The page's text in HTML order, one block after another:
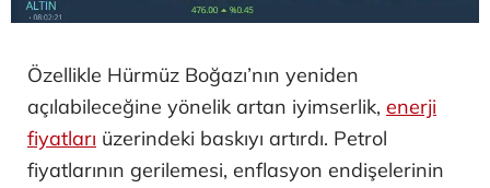
Özellikle Hürmüz Boğazı’nın yeniden
açılabileceğine yönelik artan iyimserlik, enerji
fiyatları üzerindeki baskıyı artırdı. Petrol
fiyatlarının gerilemesi, enflasyon endişelerinin